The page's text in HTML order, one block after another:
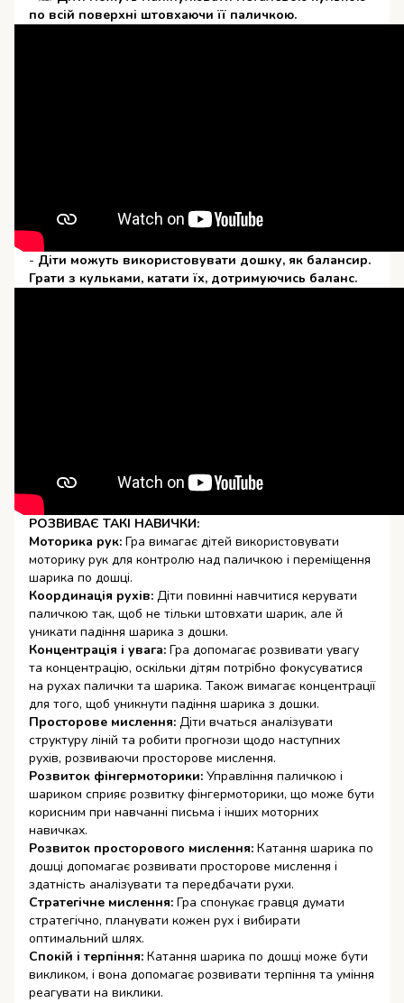
по всій поверхні штовхаючи її паличкою.
- Діти можуть використовувати дошку, як балансир.
Грати з кульками, катати їх, дотримуючись баланс.
РОЗВИВАЄ ТАКІ НАВИЧКИ:
Моторика рук: Гра вимагає дітей використовувати
моторику рук для контролю над паличкою і переміщення
шарика по дошці.
Координація рухів: Діти повинні навчитися керувати
паличкою так, щоб не тільки штовхати шарик, але й
уникати падіння шарика з дошки.
Концентрація і увага: Гра допомагає розвивати увагу
та концентрацію, оскільки дітям потрібно фокусуватися
на рухах палички та шарика. Також вимагає концентрації
для того, щоб уникнути падіння шарика з дошки.
Просторове мислення: Діти вчаться аналізувати
структуру ліній та робити прогнози щодо наступних
рухів, розвиваючи просторове мислення.
Розвиток фінгермоторики: Управління паличкою і
шариком сприяє розвитку фінгермоторики, що може бути
корисним при навчанні письма і інших моторних
навичках.
Розвиток просторового мислення: Катання шарика по
дошці допомагає розвивати просторове мислення і
здатність аналізувати та передбачати рухи.
Стратегічне мислення: Гра спонукає гравця думати
стратегічно, планувати кожен рух і вибирати
оптимальний шлях.
Спокій і терпіння: Катання шарика по дошці може бути
викликом, і вона допомагає розвивати терпіння та уміння
реагувати на виклики.